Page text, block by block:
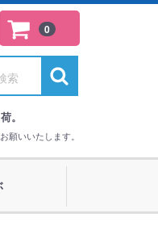
0
。
願いいたします。